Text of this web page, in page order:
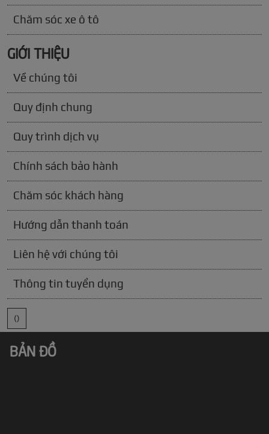
Chăm sóc xe ô tô
GIỚI THIỆU
Về chúng tôi
Quy định chung
Quy trình dịch vụ
Chính sách bảo hành
Chăm sóc khách hàng
Hướng dẫn thanh toán
Liên hệ với chúng tôi
Thông tin tuyển dụng
()
BẢN ĐỒ